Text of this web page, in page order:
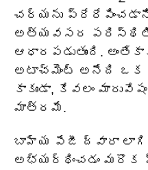
చర్యను
అత్యవసర
ఆధారపడుతుంది.
అటాచ్‌మెంట్ అనేది
కాకుండా, కేవలం
మాత్రమే.
బాహ్య పేజీ ద్వారా
అభ్యర్థించడం